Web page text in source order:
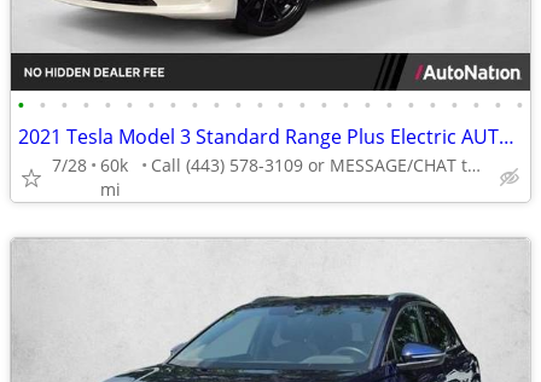
• • • • • • • • • • • • • • • • • • • • • • • •
2021 Tesla Model 3 Standard Range Plus Electric AUTONATION
7/28 60k
mi
Call (443) 578-3109 or MESSAGE/CHAT to confirm availability